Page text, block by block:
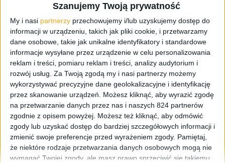
Szanujemy Twoją prywatność
My i nasi partnerzy przechowujemy i/lub uzyskujemy dostęp do
informacji w urządzeniu, takich jak pliki cookie, i przetwarzamy
dane osobowe, takie jak unikalne identyfikatory i standardowe
informacje wysyłane przez urządzenie w celu personalizowania
reklam i treści, pomiaru reklam i treści, analizy audytorium i
rozwój usług. Za Twoją zgodą my i nasi partnerzy możemy
wykorzystywać precyzyjne dane geolokalizacyjne i identyfikację
przez skanowanie urządzeń. Możesz kliknąć, aby wyrazić zgodę
na przetwarzanie danych przez nas i naszych 824 partnerów
zgodnie z opisem powyżej. Możesz też kliknąć, aby odmówić
zgody lub uzyskać dostęp do bardziej szczegółowych informacji i
zmienić swoje preferencje przed wyrażeniem zgody. Pamiętaj,
że niektóre rodzaje przetwarzania danych osobowych mogą nie
wymagać Twojej zgody, ale masz prawo sprzeciwić się takiemu